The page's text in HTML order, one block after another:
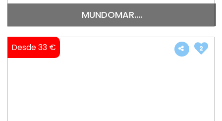
MUNDOMAR....
Desde 33 € 2